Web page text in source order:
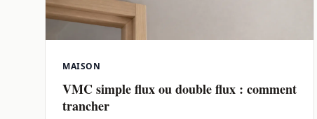
MAISON
VMC simple flux ou double flux : comment
trancher